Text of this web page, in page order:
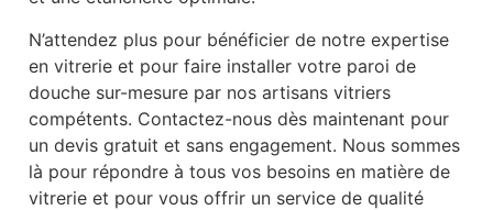
N’attendez plus pour bénéficier de notre expertise
en vitrerie et pour faire installer votre paroi de
douche sur-mesure par nos artisans vitriers
compétents. Contactez-nous dès maintenant pour
un devis gratuit et sans engagement. Nous sommes
là pour répondre à tous vos besoins en matière de
vitrerie et pour vous offrir un service de qualité